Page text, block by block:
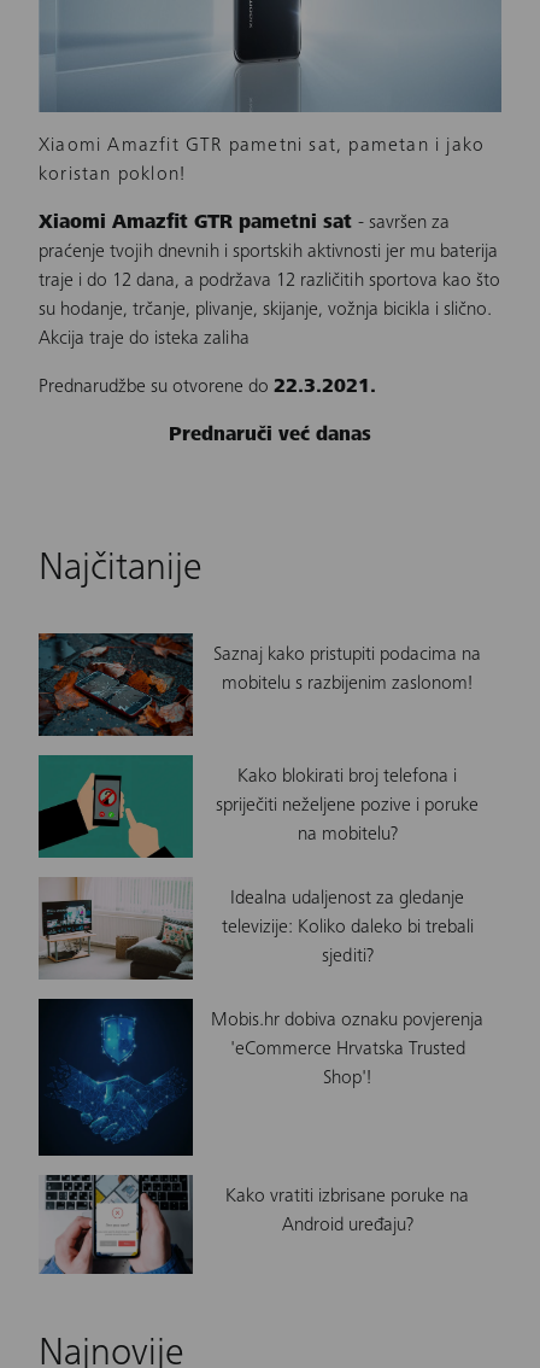
Xiaomi Amazfit GTR pametni sat, pametan i jako
koristan poklon!
Xiaomi Amazfit GTR pametni sat - savršen za
praćenje tvojih dnevnih i sportskih aktivnosti jer mu baterija
traje i do 12 dana, a podržava 12 različitih sportova kao što
su hodanje, trčanje, plivanje, skijanje, vožnja bicikla i slično.
Akcija traje do isteka zaliha
Prednarudžbe su otvorene do 22.3.2021.
Prednaruči već danas
Najčitanije
Saznaj kako pristupiti podacima na
mobitelu s razbijenim zaslonom!
Kako blokirati broj telefona i
spriječiti neželjene pozive i poruke
na mobitelu?
Idealna udaljenost za gledanje
televizije: Koliko daleko bi trebali
sjediti?
Mobis.hr dobiva oznaku povjerenja
'eCommerce Hrvatska Trusted
Shop'!
Kako vratiti izbrisane poruke na
Android uređaju?
Najnovije